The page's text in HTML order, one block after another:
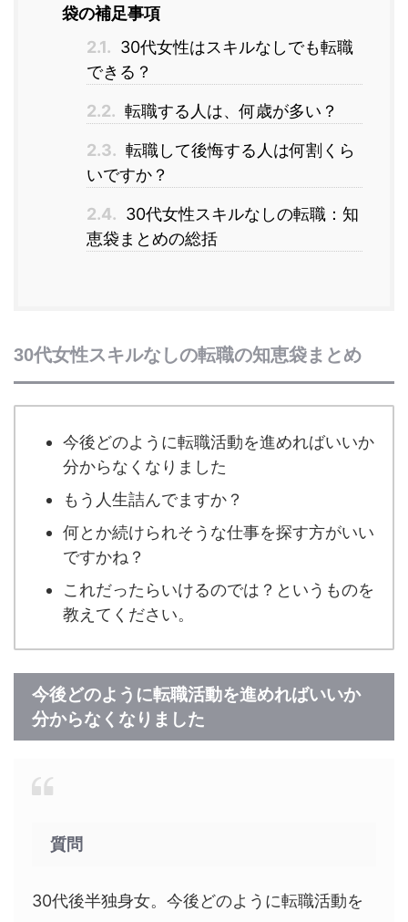
袋の補足事項
2.1. 30代女性はスキルなしでも転職
できる？
2.2. 転職する人は、何歳が多い？
2.3. 転職して後悔する人は何割くら
いですか？
2.4. 30代女性スキルなしの転職：知
恵袋まとめの総括
30代女性スキルなしの転職の知恵袋まとめ
今後どのように転職活動を進めればいいか
分からなくなりました
もう人生詰んでますか？
何とか続けられそうな仕事を探す方がいい
ですかね？
これだったらいけるのでは？というものを
教えてください。
今後どのように転職活動を進めればいいか
分からなくなりました
質問
30代後半独身女。今後どのように転職活動を